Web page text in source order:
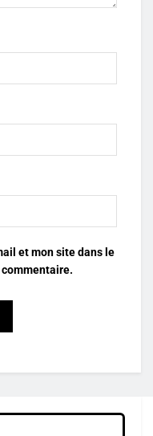
et mon site dans le